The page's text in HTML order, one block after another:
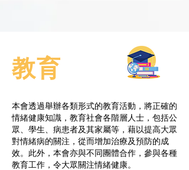
教育
本會透過舉辦各類形式的教育活動，將正確的
情緒健康知識，教育社會各階層人士，包括公
眾、學生、病患者及其家屬等，藉以提高大眾
對情緒病的關注，從而增加治療及預防的成
效。此外，本會亦與不同團體合作，參與各種
教育工作，令大眾關注情緒健康。